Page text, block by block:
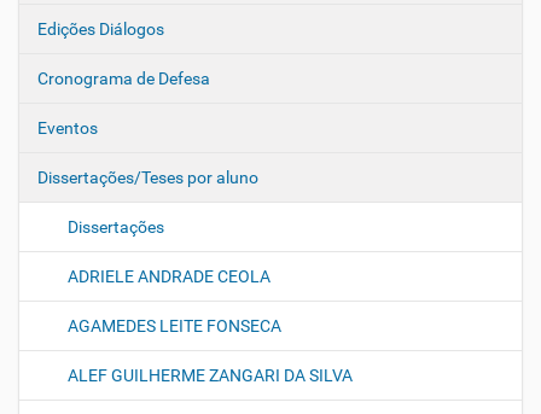
Edições Diálogos
Cronograma de Defesa
Eventos
Dissertações/Teses por aluno
Dissertações
ADRIELE ANDRADE CEOLA
AGAMEDES LEITE FONSECA
ALEF GUILHERME ZANGARI DA SILVA